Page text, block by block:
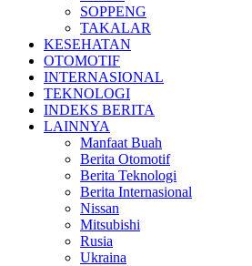
SOPPENG
TAKALAR
KESEHATAN
OTOMOTIF
INTERNASIONAL
TEKNOLOGI
INDEKS BERITA
LAINNYA
Manfaat Buah
Berita Otomotif
Berita Teknologi
Berita Internasional
Nissan
Mitsubishi
Rusia
Ukraina